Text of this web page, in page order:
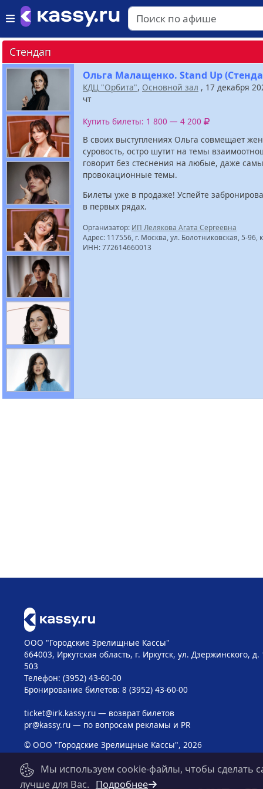
Стендап
Ольга Малащенко. Stand Up
КДЦ "Орбита", Основной зал , 17 декабря
чт
Купить билеты: 1 800 — 4 200
В своих выступлениях Ольга совмещает
суровость, остро шутит на темы
говорит без стеснения на любые, даже
провокационные темы.
Билеты уже в продаже! Успейте
в первых рядах.
Организатор: ИП Лелякова Агата Сергеевна
Адрес: 117556, г. Москва, ул. Болотниковская, 5-96,
ИНН: 772614660013
ООО "Городские Зрелищные Кассы"
664003, Иркутская область, г. Иркутск, ул. Дзержинского,
503
Телефон: (3952) 43-60-00
Бронирование билетов: 8 (3952) 43-60-00
ticket@irk.kassy.ru— возврат билетов
pr@kassy.ru— по вопросам рекламы и PR
© ООО "Городские Зрелищные Кассы", 2026
Мы используем cookie-файлы, чтобы сделать
лучше для Вас. Подробнее